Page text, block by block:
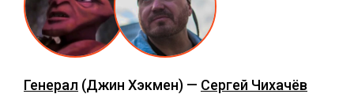
Генерал (Джин Хэкмен) — Сергей Чихачёв